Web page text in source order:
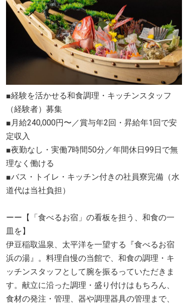
■経験を活かせる和食調理・キッチンスタッフ
（経験者）募集
■月給240,000円〜／賞与年2回・昇給年1回で安
定収入
■夜勤なし・実働7時間50分／年間休日99日で無
理なく働ける
■バス・トイレ・キッチン付きの社員寮完備（水
道代は当社負担）
ーー【「食べるお宿」の看板を担う、和食の一
皿を】
伊豆稲取温泉、太平洋を一望する『食べるお宿
浜の湯』。料理自慢の当館で、和食の調理・キ
ッチンスタッフとして腕を振るっていただきま
す。献立に沿った調理・盛り付けはもちろん、
食材の発注・管理、器や調理器具の管理まで、